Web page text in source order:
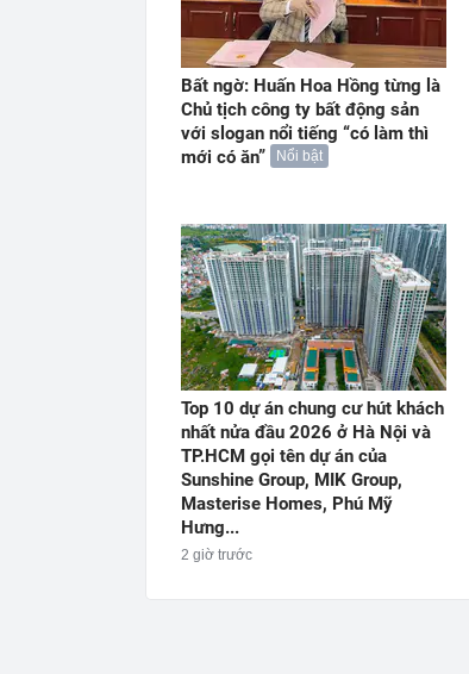
Bất ngờ: Huấn Hoa Hồng từng là
Chủ tịch công ty bất động sản
với slogan nổi tiếng “có làm thì
mới có ăn”
Nổi bật
Top 10 dự án chung cư hút khách
nhất nửa đầu 2026 ở Hà Nội và
TP.HCM gọi tên dự án của
Sunshine Group, MIK Group,
Masterise Homes, Phú Mỹ
Hưng...
2 giờ trước